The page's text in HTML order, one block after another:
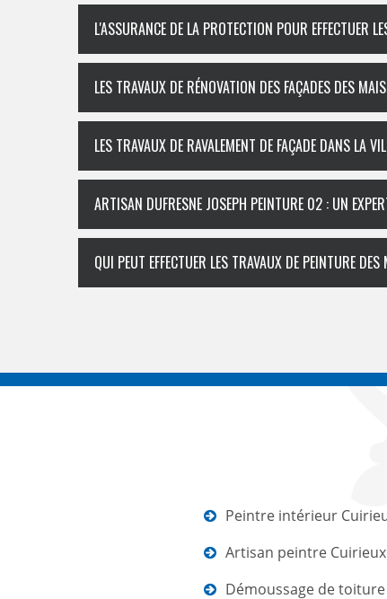
L'ASSURANCE DE LA PROTECTION POUR EFFECTUER
LES TRAVAUX DE RÉNOVATION DES FAÇADES DES
LES TRAVAUX DE RAVALEMENT DE FAÇADE DANS LA
ARTISAN DUFRESNE JOSEPH PEINTURE 02 : UN
QUI PEUT EFFECTUER LES TRAVAUX DE PEINTURE
Peintre intérieur
Artisan peintre Cuirieux
Démoussage de